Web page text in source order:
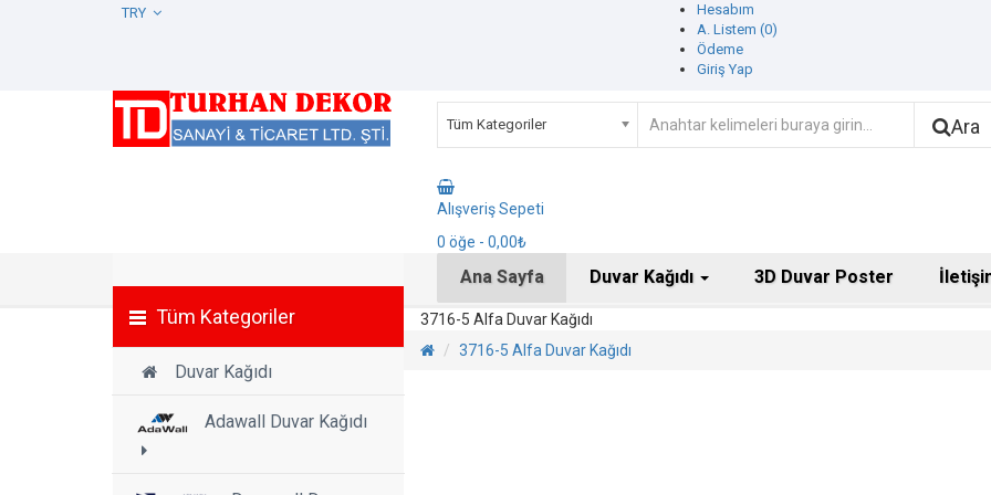
Hesabım
A. Listem (0)
Ödeme
Giriş Yap
Tüm Kategoriler Ara
Alışveriş Sepeti
0 öğe - 0,00₺
Tüm Kategoriler
Duvar Kağıdı
Adawall Duvar Kağıdı
Ana Sayfa Duvar Kağıdı 3D Duvar Poster
3716-5 Alfa Duvar Kağıdı
3716-5 Alfa Duvar Kağıdı